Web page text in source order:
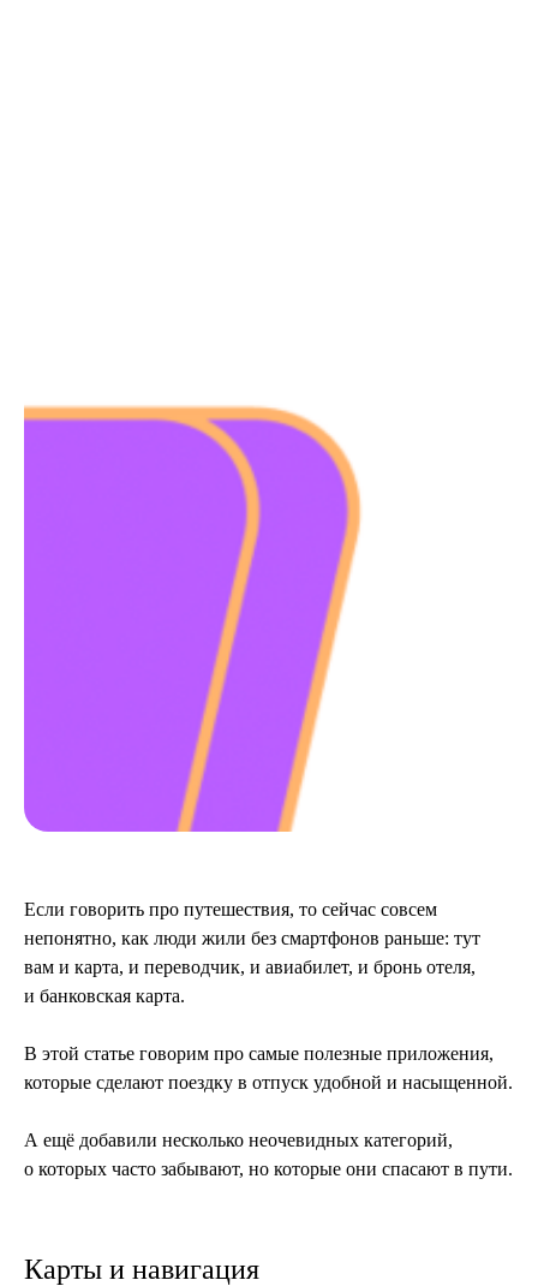
Если говорить про путешествия, то сейчас совсем
непонятно, как люди жили без смартфонов раньше: тут
вам и карта, и переводчик, и авиабилет, и бронь отеля,
и банковская карта.
В этой статье говорим про самые полезные приложения,
которые сделают поездку в отпуск удобной и насыщенной.
А ещё добавили несколько неочевидных категорий,
о которых часто забывают, но которые они спасают в пути.
Карты и навигация